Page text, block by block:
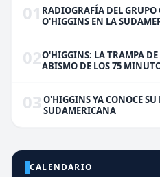
01 RADIOGRAFÍA DEL GRUPO
O'HIGGINS EN LA
02O'HIGGINS: LA TRAMPA
ABISMO DE LOS 75
03 O'HIGGINS YA CONOCE
SUDAMERICANA
CALENDARIO